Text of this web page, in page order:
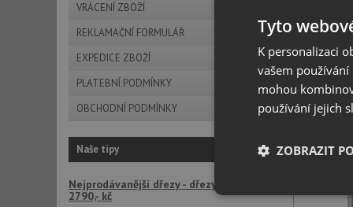
VRÁCENÍ ZBOŽÍ
REKLAMAČNÍ FORMULÁŘ
EXPEDICE ZBOŽÍ
PLATEBNÍ PODMÍNKY
OBCHODNÍ PODMÍNKY
Naše tipy
Nejprodávanější dřezy - dřezy LAGO již od
2790,- kč
Blanco
1
Tyto
K personalizaci
vašem
mohou
používání jejich
ZOBRAZIT
Nezbytně